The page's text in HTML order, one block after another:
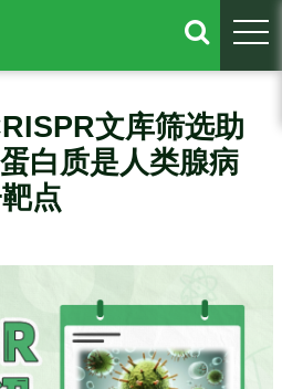
文库筛选助
白质是人类腺病
点